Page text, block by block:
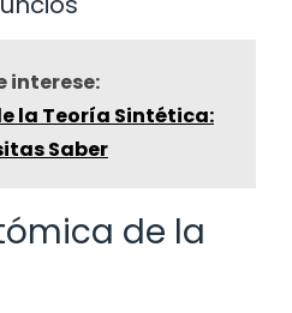
interese:
la Teoría Sintética:
Saber
de la